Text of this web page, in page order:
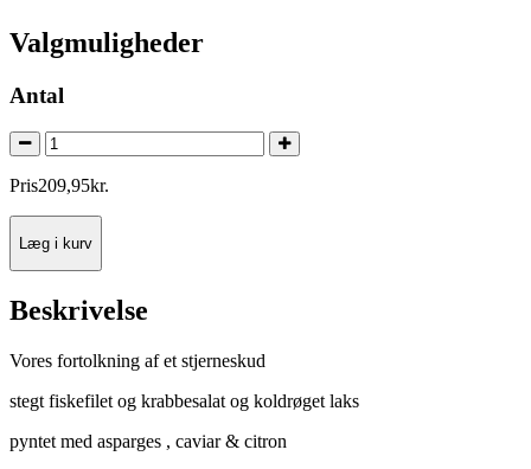
Valgmuligheder
Antal
Pris209,95kr.
Læg i kurv
Beskrivelse
Vores fortolkning af et stjerneskud
stegt fiskefilet og krabbesalat og koldrøget laks
pyntet med asparges , caviar & citron